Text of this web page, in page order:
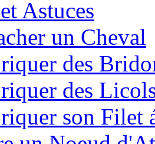
Astuces
un Cheval
des
des
son Filet